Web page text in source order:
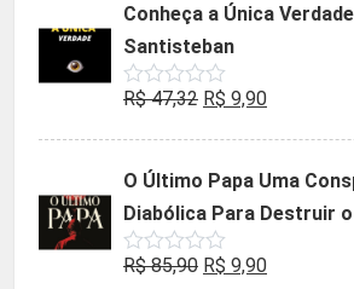
era:
R$ 35,90.
é:
Conheça a Única
Santisteban
Avaliação
de
R$47,32 O
era:
R$ 47,32.
R$ 9,90O
é:
R$ 9,90.
O Último Papa Uma
Diabólica Para Destruir
Avaliação
R$85,90 O
R$ 9,90O